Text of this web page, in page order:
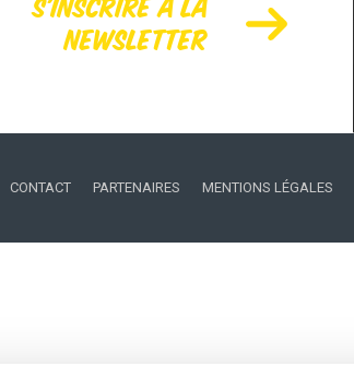
newsletter
CONTACT PARTENAIRES MENTIONS LÉGALES